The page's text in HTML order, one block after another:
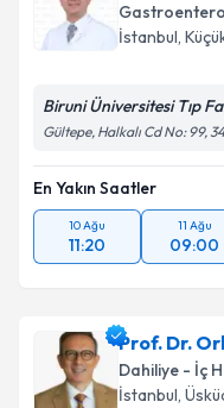
İstanbul,
Biruni Üniversitesi Tıp
Gültepe, Halkalı Cd No: 99,
En Yakın Saatler
10 Ağu
11:20
11 Ağu
09:00
Prof. Dr.
Dahiliye - İç
İstanbul,